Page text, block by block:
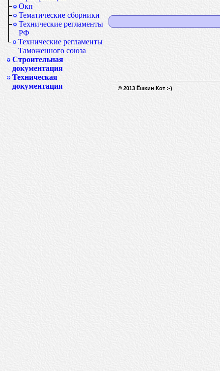
Окп
Тематические сборники
Технические регламенты
РФ
Технические регламенты
Таможенного союза
Строительная
документация
Техническая
документация
© 2013 Ёшкин Кот :-)